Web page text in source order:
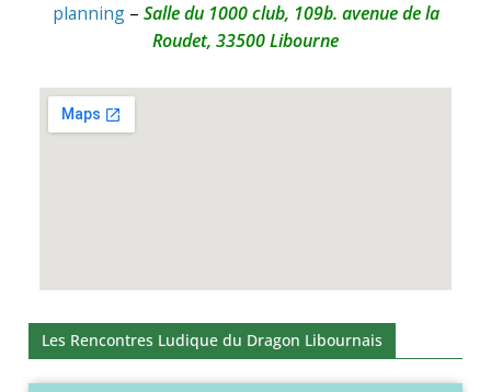
planning– Salle du 1000 club, 109b. avenue de la
Roudet, 33500 Libourne
Les Rencontres Ludique du Dragon Libournais